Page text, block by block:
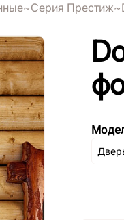
Серия Престиж